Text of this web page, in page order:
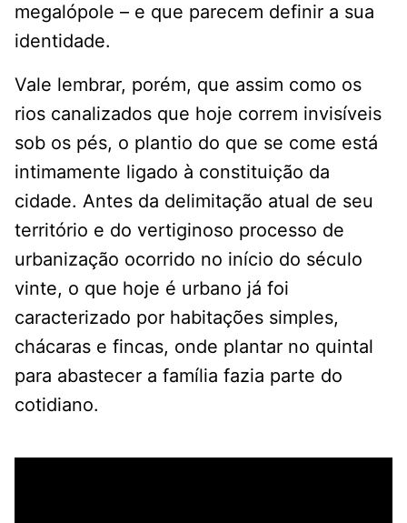
megalópole – e que parecem definir a sua
identidade.
Vale lembrar, porém, que assim como os
rios canalizados que hoje correm invisíveis
sob os pés, o plantio do que se come está
intimamente ligado à constituição da
cidade. Antes da delimitação atual de seu
território e do vertiginoso processo de
urbanização ocorrido no início do século
vinte, o que hoje é urbano já foi
caracterizado por habitações simples,
chácaras e fincas, onde plantar no quintal
para abastecer a família fazia parte do
cotidiano.